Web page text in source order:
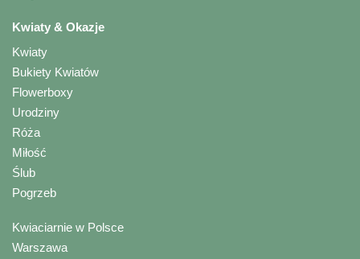
Kwiaty & Okazje
Kwiaty
Bukiety Kwiatów
Flowerboxy
Urodziny
Róża
Miłość
Ślub
Pogrzeb
Kwiaciarnie w Polsce
Warszawa